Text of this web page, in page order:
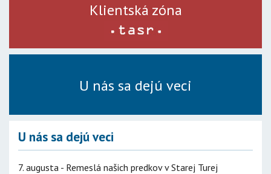
Klientská zóna
U nás sa dejú veci
U nás sa dejú veci
7. augusta - Remeslá našich predkov v Starej Turej